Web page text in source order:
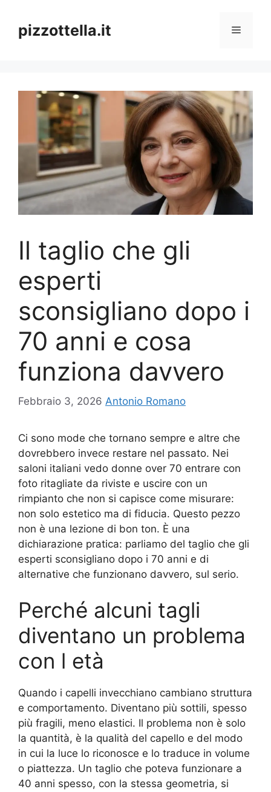
contenuto
pizzottella.it Menu
Il taglio che gli
esperti
sconsigliano dopo i
70 anni e cosa
funziona davvero
Febbraio 3, 2026 Antonio Romano
Ci sono mode che tornano sempre e altre che
dovrebbero invece restare nel passato. Nei
saloni italiani vedo donne over 70 entrare con
foto ritagliate da riviste e uscire con un
rimpianto che non si capisce come misurare:
non solo estetico ma di fiducia. Questo pezzo
non è una lezione di bon ton. È una
dichiarazione pratica: parliamo del taglio che gli
esperti sconsigliano dopo i 70 anni e di
alternative che funzionano davvero, sul serio.
Perché alcuni tagli
diventano un problema
con l età
Quando i capelli invecchiano cambiano struttura
e comportamento. Diventano più sottili, spesso
più fragili, meno elastici. Il problema non è solo
la quantità, è la qualità del capello e del modo
in cui la luce lo riconosce e lo traduce in volume
o piattezza. Un taglio che poteva funzionare a
40 anni spesso, con la stessa geometria, si